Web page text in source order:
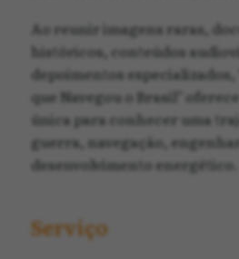
Ao reunir imagens raras,
históricos, conteúdos
depoimentos
que Navegou o Brasil"
única para conhecer uma
guerra, navegação,
desenvolvimento energético.
Serviço